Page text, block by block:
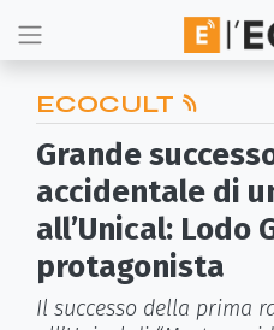
ECOCULT
Grande
accidentale di
all’Unical: Lodo
protagonista
Il successo della prima